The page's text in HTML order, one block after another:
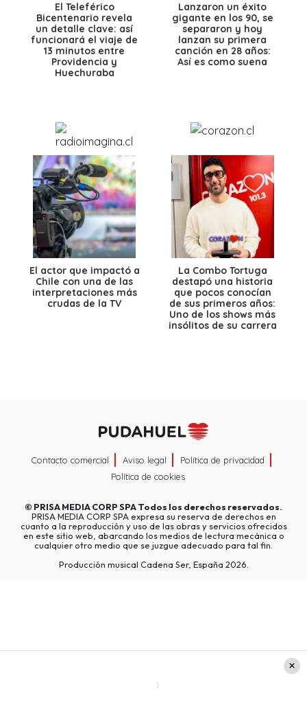
El Teleférico
Bicentenario revela
un detalle clave: así
funcionará el viaje de
13 minutos entre
Providencia y
Huechuraba
Lanzaron un éxito
gigante en los 90, se
separaron y hoy
lanzan su primera
canción en 28 años:
Así es como suena
El actor que impactó a
Chile con una de las
interpretaciones más
crudas de la TV
La Combo Tortuga
destapó una historia
que pocos conocían
de sus primeros años:
Uno de los shows más
insólitos de su carrera
Contacto comercial Aviso legal
Política de privacidad
Política de cookies
© PRISA MEDIA CORP SPATodos los derechos reservados.
PRISA MEDIA CORP SPA expresa su reserva de derechos en
cuanto a la reproducción y uso de las obras y servicios ofrecidos
en este sitio web, abarcando los medios de lectura mecánica o
cualquier otro medio que se juzgue adecuado para tal fin.
Producción musical Cadena Ser, España 2026.